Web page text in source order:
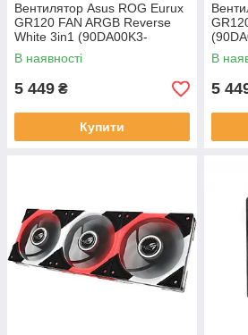
Вентилятор Asus ROG Eurux
GR120 FAN ARGB Reverse
White 3in1 (90DA00K3-
B09020)
В наявності
5 449 ₴
Купити
В
5